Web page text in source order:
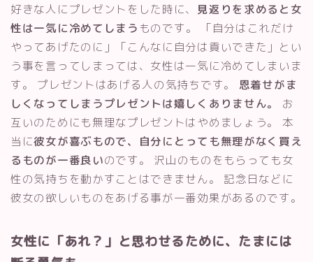
好きな人にプレゼントをした時に、 見返りを求めると女
性は一気に冷めてしまう ものです。 「自分はこれだけ
やってあげたのに」「こんなに自分は貢いできた」とい
う事を言ってしまっては、女性は一気に冷めてしまいま
す。 プレゼントはあげる人の気持ちです。 恩着せがま
しくなってしまうプレゼントは嬉しくありません。
お
互いのためにも無理なプレゼントはやめましょう。 本
当に彼女が喜ぶもので、自分にとっても無理がなく買え
るものが一番良いのです。 沢山のものをもらっても女
性の気持ちを動かすことはできません。 記念日などに
彼女の欲しいものをあげる事が一番効果があるのです。
女性に「あれ？」と思わせるために、たまには